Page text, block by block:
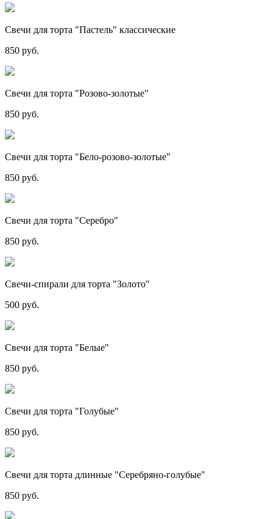
Свечи для торта "Пастель" классические
850 руб.
Свечи для торта "Розово-золотые"
850 руб.
Свечи для торта "Бело-розово-золотые"
850 руб.
Свечи для торта "Серебро"
850 руб.
Свечи-спирали для торта "Золото"
500 руб.
Свечи для торта "Белые"
850 руб.
Свечи для торта "Голубые"
850 руб.
Свечи для торта длинные "Серебряно-голубые"
850 руб.